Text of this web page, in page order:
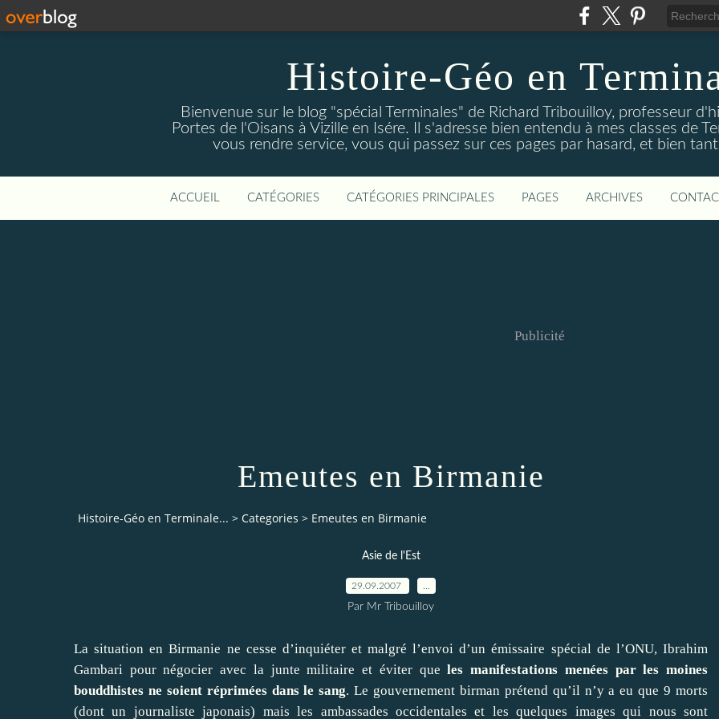
Histoire-Géo en
Bienvenue sur le blog "spécial Terminales" de Richard Tribouilloy, professeur
Portes de l'Oisans à Vizille en Isére. Il s'adresse bien entendu à mes classes de
vous rendre service, vous qui passez sur ces pages par hasard, et bien
ACCUEIL CATÉGORIES CATÉGORIES PRINCIPALES PAGES ARCHIVES
Publicité
Emeutes en Birmanie
Histoire-Géo en Terminale... > Categories > Emeutes en Birmanie
Asie de l'Est
29.09.2007
Par Mr Tribouilloy
La situation en Birmanie ne cesse d’inquiéter et malgré l’envoi d’un émissaire spécial de l’ONU, Ibrahim
Gambari pour négocier avec la junte militaire et éviter queles manifestations menées par les moines
bouddhistes ne soient réprimées dans le sang. Le gouvernement birman prétend qu’il n’y a eu que 9 morts
(dont un journaliste japonais) mais les ambassades occidentales et les quelques images qui nous sont